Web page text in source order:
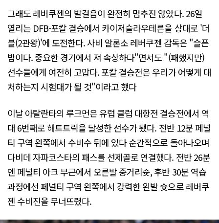
그래도 레버쿠젠의 발걸음이 완전히 멈추진 않았다. 26일
열리는 DFB-포칼 결승에서 카이저슬라우테른을 상대로 '더
블(2관왕)'에 도전한다. 사비 알론소 레버쿠젠 감독은 "슬픈
밤이다. 중요한 경기에서 져 속상하다"면서도 "(패했지만)
선수들에게 여전히 고맙다. 포칼 결승전은 우리가 어떻게 대
처하는지 시험대가 될 것"이라고 했다
이날 아탈란타의 루크먼은 유럽 클럽 대항전 결승전에서 역
대 6번째로 해트트릭을 달성한 선수가 됐다. 전반 12분 페널
티 구역 왼쪽에서 수비수 뒤에 있다 순간적으로 돌아나오며
다비데 자파코스타의 패스를 선제골로 연결했다. 전반 26분
엔 페널티 아크 부근에서 오른발 중거리슛, 후반 30분 역습
과정에선 페널티 구역 왼쪽에서 강력한 왼발 슛으로 레버쿠
젠 수비진을 무너뜨렸다.